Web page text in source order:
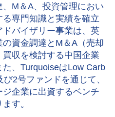
M＆A、投資管理におい
専門知識と実績を確立
ドバイザリー事業は、英
資金調達とM＆A（売却
収を検討する中国企業
、TurquoiseはLow Carb
2号ファンドを通じて、
企業に出資するベンチ
す。